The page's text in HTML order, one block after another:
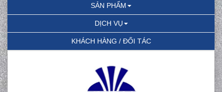
SẢN PHẨM
DỊCH VỤ
KHÁCH HÀNG / ĐỐI TÁC